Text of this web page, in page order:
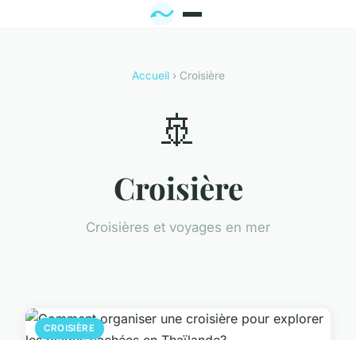
Accueil› Croisière
🚢
Croisière
Croisières et voyages en mer
CROISIÈRE